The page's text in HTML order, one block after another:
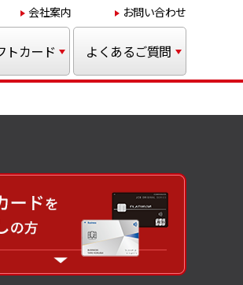
トカード よくあるご質問
会社案内 お問い合わせ